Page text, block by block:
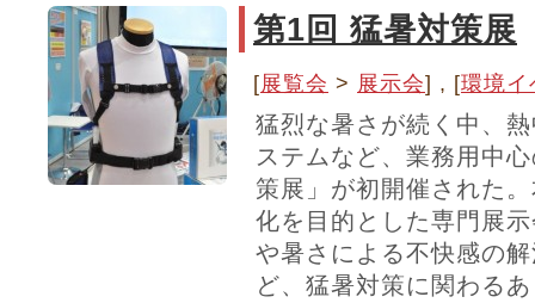
第1回 猛暑対策展
[展覧会 > 展示会] , [環境イ
猛烈な暑さが続く中、
ステムなど、業務用中
策展」が初開催された
化を目的とした専門展
や暑さによる不快感の
ど、猛暑対策に関わる